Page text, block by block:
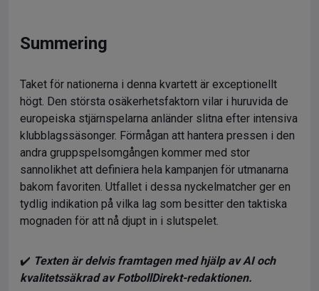
Summering
Taket för nationerna i denna kvartett är exceptionellt
högt. Den största osäkerhetsfaktorn vilar i huruvida de
europeiska stjärnspelarna anländer slitna efter intensiva
klubblagssäsonger. Förmågan att hantera pressen i den
andra gruppspelsomgången kommer med stor
sannolikhet att definiera hela kampanjen för utmanarna
bakom favoriten. Utfallet i dessa nyckelmatcher ger en
tydlig indikation på vilka lag som besitter den taktiska
mognaden för att nå djupt in i slutspelet.
✔️ Texten är delvis framtagen med hjälp av AI och
kvalitetssäkrad av FotbollDirekt-redaktionen.